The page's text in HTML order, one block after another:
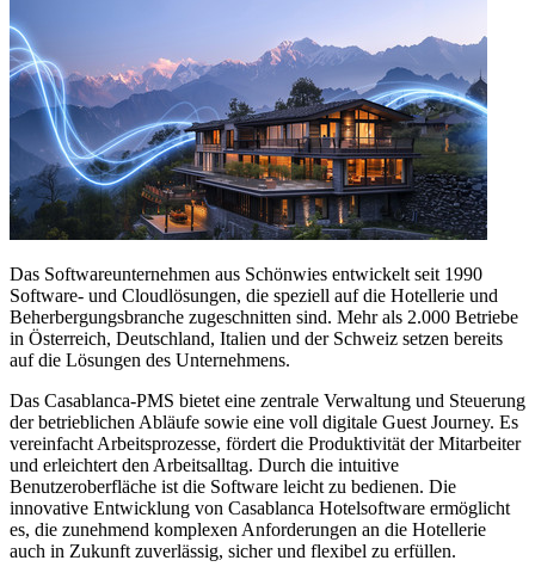
Das Softwareunternehmen aus Schönwies entwickelt seit 1990
Software- und Cloudlösungen, die speziell auf die Hotellerie und
Beherbergungsbranche zugeschnitten sind. Mehr als 2.000 Betriebe
in Österreich, Deutschland, Italien und der Schweiz setzen bereits
auf die Lösungen des Unternehmens.
Das Casablanca-PMS bietet eine zentrale Verwaltung und Steuerung
der betrieblichen Abläufe sowie eine voll digitale Guest Journey. Es
vereinfacht Arbeitsprozesse, fördert die Produktivität der Mitarbeiter
und erleichtert den Arbeitsalltag. Durch die intuitive
Benutzeroberfläche ist die Software leicht zu bedienen. Die
innovative Entwicklung von Casablanca Hotelsoftware ermöglicht
es, die zunehmend komplexen Anforderungen an die Hotellerie
auch in Zukunft zuverlässig, sicher und flexibel zu erfüllen.